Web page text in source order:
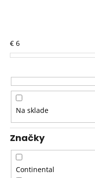
i
e
r
o
d
u
k
t
o
v
€ 6
Na sklade
Značky
Continental